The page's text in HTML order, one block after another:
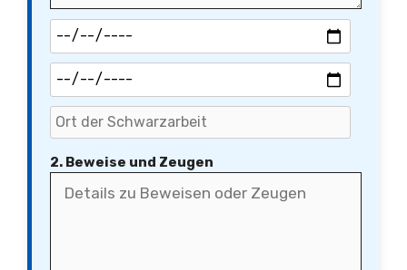
2. Beweise und Zeugen